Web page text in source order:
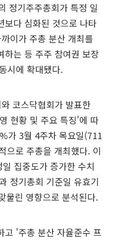
정기주주총회가 특정 일
보다 심화된 것으로 나타
이가 주총 분산 개최를
하는 등 주주 참여권 보장
시에 확대됐다.
코스닥협회가 발표한
현황 및 주요 특징'에 따
가 3월 4주차 목요일(711
으로 주총을 개최했다. 이
집중도가 증가한 수치
정기총회 기준일 유효기
물린 영향으로 분석된다.
고 '주총 분산 자율준수 프